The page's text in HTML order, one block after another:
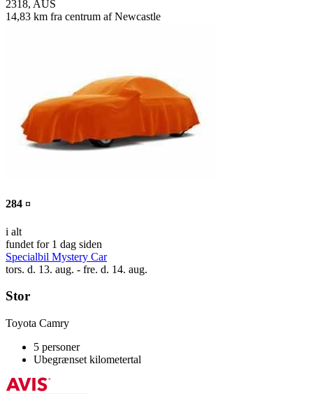
2318, AUS
14,83 km fra centrum af Newcastle
284 ¤
i alt
fundet for 1 dag siden
Specialbil Mystery Car
tors. d. 13. aug. - fre. d. 14. aug.
Stor
Toyota Camry
5 personer
Ubegrænset kilometertal